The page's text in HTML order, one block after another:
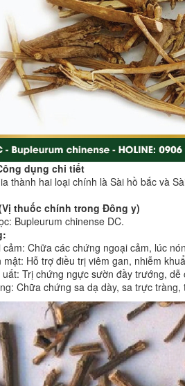
dụng chi tiết
thành hai loại chính là Sài hồ bắc và
thuốc chính trong Đông y)
Bupleurum chinense DC.
Chữa các chứng ngoại cảm, lúc
Hỗ trợ điều trị viêm gan, nhiễm
Trị chứng ngực sườn đầy trướng, dễ
Chữa chứng sa dạ dày, sa trực tràng,